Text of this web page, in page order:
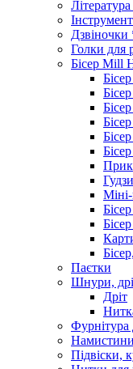
Дзвіночки
Голки для
Бісер Mill
Паєтки
Шнури,
Дріт
Фурнітура
Підвіски,